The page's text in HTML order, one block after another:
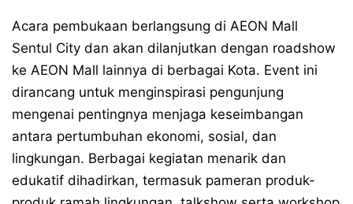
Acara pembukaan berlangsung di AEON Mall
Sentul City dan akan dilanjutkan dengan roadshow
ke AEON Mall lainnya di berbagai Kota. Event ini
dirancang untuk menginspirasi pengunjung
mengenai pentingnya menjaga keseimbangan
antara pertumbuhan ekonomi, sosial, dan
lingkungan. Berbagai kegiatan menarik dan
edukatif dihadirkan, termasuk pameran produk-